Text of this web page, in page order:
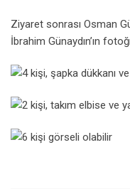
Ziyaret sonrası Osman
İbrahim Günaydın’ın